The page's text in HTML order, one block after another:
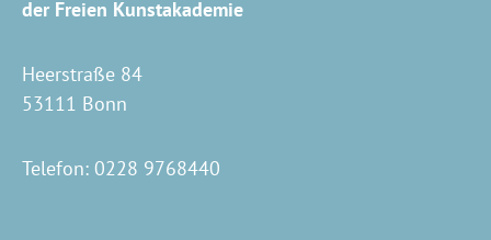
der Freien Kunstakademie
Heerstraße 84
53111 Bonn
Telefon: 0228 9768440